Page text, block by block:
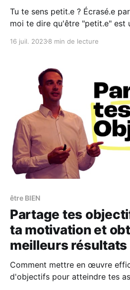
Tu te sens petit.e ? Écrasé.e
moi te dire qu'être "petit.e" est
16 juil. 20238 min de lecture
être BIEN
Partage tes
ta motivation et
meilleurs résultats
Comment mettre en œuvre
d'objectifs pour atteindre tes